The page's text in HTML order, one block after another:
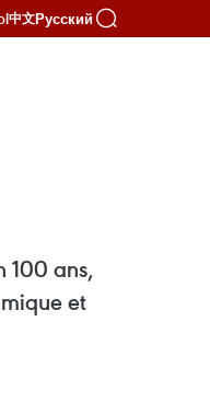
中文Русский
100 ans,
et